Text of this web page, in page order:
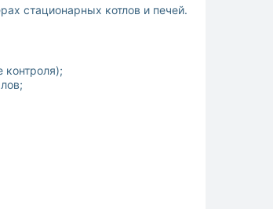
стационарных котлов и печей.
контроля);